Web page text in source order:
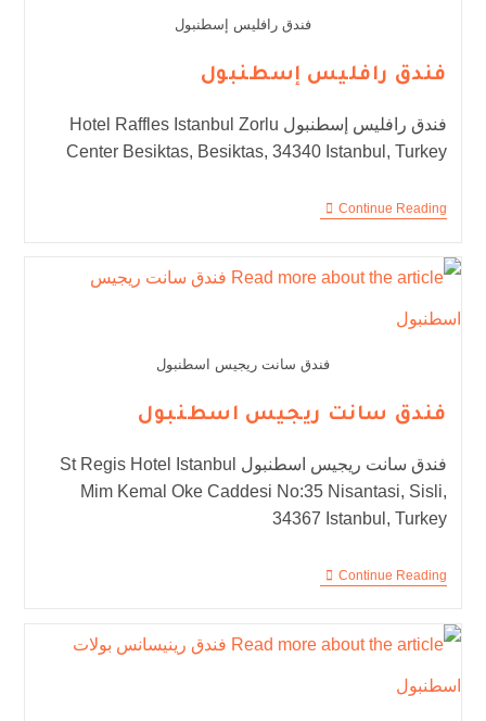
فندق رافليس إسطنبول
فندق رافليس إسطنبول
فندق رافليس إسطنبول Hotel Raffles Istanbul Zorlu
Center Besiktas, Besiktas, 34340 Istanbul, Turkey
Continue Reading
فندق سانت ريجيس اسطنبول
فندق سانت ريجيس اسطنبول
فندق سانت ريجيس اسطنبول St Regis Hotel Istanbul
Mim Kemal Oke Caddesi No:35 Nisantasi, Sisli,
34367 Istanbul, Turkey
Continue Reading